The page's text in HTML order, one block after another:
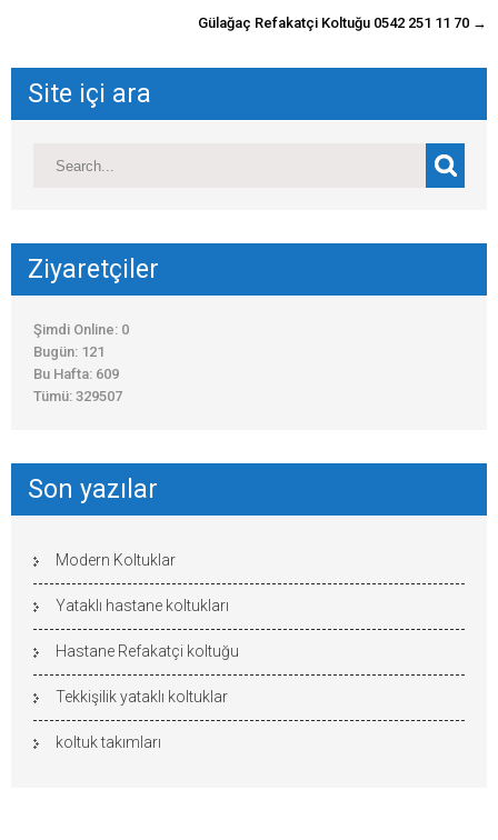
Gülağaç Refakatçi Koltuğu 0542 251 11 70 →
Site içi ara
Ziyaretçiler
Şimdi Online: 0
Bugün: 121
Bu Hafta: 609
Tümü: 329507
Son yazılar
Modern Koltuklar
Yataklı hastane koltukları
Hastane Refakatçi koltuğu
Tekkişilik yataklı koltuklar
koltuk takımları